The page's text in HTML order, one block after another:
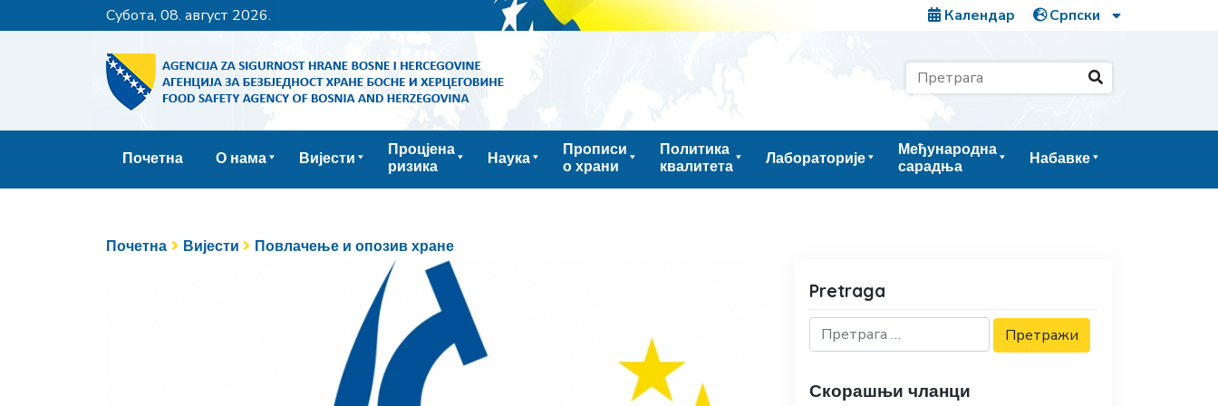
субота, 08. август 2026. Календар
Почетна О нама Вијести
Процјена
ризика
Наука
Прописи
о храни
Политика
квалитета
Лабораторије
Међународна
сарадња
Набавке
Почетна Вијести Повлачење и опозив хране
Pretraga
Скорашњи чланци